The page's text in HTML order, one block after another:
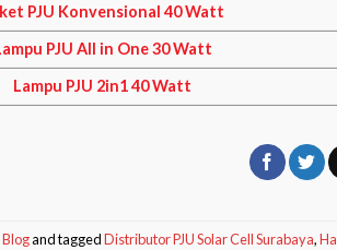
PJU Konvensional 40 Watt
PJU All in One 30 Watt
Lampu PJU 2in1 40 Watt
Blogand taggedDistributor PJU Solar Cell Surabaya,